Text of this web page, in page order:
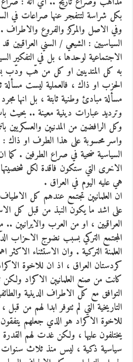
بكل شراسة لتتفجر عنها صراعات في
وفي الاصل والمركز والفروع
السياسيين : الشيعي / السني العراقيين
الاجتماعية لوحدها ، بل في التفكير
به كل المتدينين او كل من هّب ودّب
الحزب او ذاك ، فالعملية ليست مسألة
مسألة مبادئ وطنية ثابتة ، بل انها
وترديد عبارات دينية معينة .. بحيث بات
وكل الرافضين من المدنيين والعسكريين
واسر محسوبة على هذا الطرف او ذاك :
السياسية ضحية في صراع الطرفين . كما
الاخرى التي ستكون فاقدة لكل
هي عليه اليوم في العراق .
ان العلمانيين تجتمع عندهم كل
على اشد ما يكون النبذ من قبل كل
العراقيين ، او من العرب والايرانيين
المجتمع التركي بسبب نضوج الاحزاب
العلمنة التركية . وان الاستثناء الاكثر
كردستان العراق ، اذ ان للاخوة الاكراد
كانت من صنع العلمانيين الاكراد ولكن
التوافق مع كل الاطراف الدينية
التاريخية التي لم تتوفر ابدا لهم من قبل
للاخوة الاكراد هو الذي جعلهم يتفقون
يختلفون عليها ، ولكن غدت لهم
سياسية ذكية ، ليس منذ ثلاث